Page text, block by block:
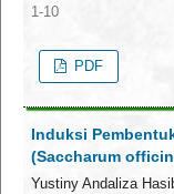
1-10
PDF
Induksi
(Saccharum
Yustiny Andaliza